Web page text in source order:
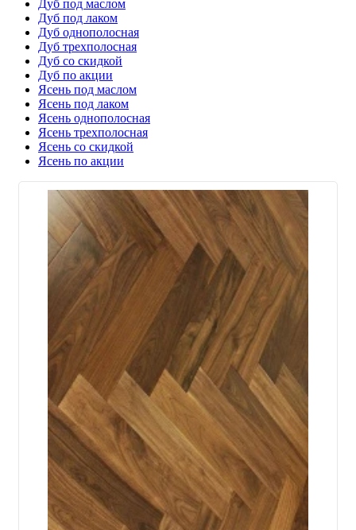
Дуб под маслом
Дуб под лаком
Дуб однополосная
Дуб трехполосная
Дуб со скидкой
Дуб по акции
Ясень под маслом
Ясень под лаком
Ясень однополосная
Ясень трехполосная
Ясень со скидкой
Ясень по акции